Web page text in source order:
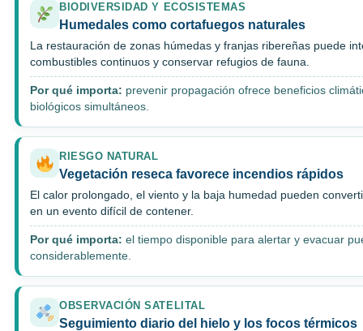
BIODIVERSIDAD Y ECOSISTEMAS
Humedales como cortafuegos naturales
La restauración de zonas húmedas y franjas ribereñas puede
combustibles continuos y conservar refugios de fauna.
Por qué importa: prevenir propagación ofrece beneficios
biológicos simultáneos.
RIESGO NATURAL
Vegetación reseca favorece incendios rápidos
El calor prolongado, el viento y la baja humedad pueden
en un evento difícil de contener.
Por qué importa: el tiempo disponible para alertar y evacuar
considerablemente.
OBSERVACIÓN SATELITAL
Seguimiento diario del hielo y los focos térmicos